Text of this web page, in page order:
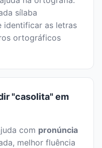
sílaba
identificar as letras
ortográficos
"casolita" em
com pronúncia
melhor fluência